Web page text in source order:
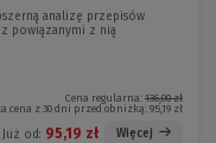
analizę przepisów
powiązanymi z nią
Cena regularna: 136,00 zł
cena z 30 dni przed obniżką:95,19 zł
Już od: 95,19 zł Więcej